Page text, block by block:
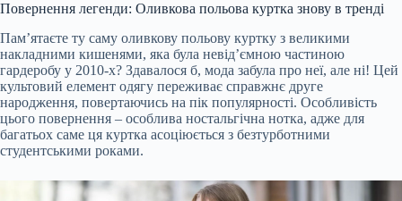
Повернення легенди: Оливкова польова куртка знову в тренді
Пам’ятаєте ту саму оливкову польову куртку з великими
накладними кишенями, яка була невід’ємною частиною
гардеробу у 2010-х? Здавалося б, мода забула про неї, але ні! Цей
культовий елемент одягу переживає справжнє друге
народження, повертаючись на пік популярності. Особливість
цього повернення – особлива ностальгічна нотка, адже для
багатьох саме ця куртка асоціюється з безтурботними
студентськими роками.